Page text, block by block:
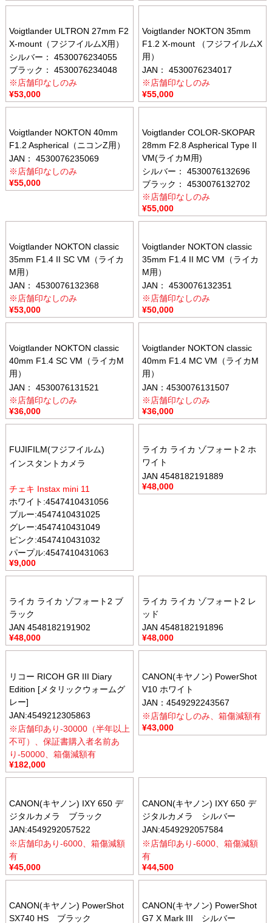
Voigtlander ULTRON 27mm F2
X-mount（フジフイルムX用）
シルバー： 4530076234055
ブラック： 4530076234048
※店舗印なしのみ
¥53,000
Voigtlander NOKTON 35mm
F1.2 X-mount （フジフイルムX
用）
JAN： 4530076234017
※店舗印なしのみ
¥55,000
Voigtlander NOKTON 40mm
F1.2 Aspherical（ニコンZ用）
JAN： 4530076235069
※店舗印なしのみ
¥55,000
Voigtlander COLOR-SKOPAR
28mm F2.8 Aspherical Type II
VM(ライカM用)
シルバー： 4530076132696
ブラック： 4530076132702
※店舗印なしのみ
¥55,000
Voigtlander NOKTON classic
35mm F1.4 II SC VM（ライカ
M用）
JAN： 4530076132368
※店舗印なしのみ
¥53,000
Voigtlander NOKTON classic
35mm F1.4 II MC VM（ライカ
M用）
JAN： 4530076132351
※店舗印なしのみ
¥50,000
Voigtlander NOKTON classic
40mm F1.4 SC VM（ライカM
用）
JAN： 4530076131521
※店舗印なしのみ
¥36,000
Voigtlander NOKTON classic
40mm F1.4 MC VM（ライカM
用）
JAN：4530076131507
※店舗印なしのみ
¥36,000
FUJIFILM(フジフイルム)
インスタントカメラ
チェキ Instax mini 11
ホワイト:4547410431056
ブルー:4547410431025
グレー:4547410431049
ピンク:4547410431032
パープル:4547410431063
¥9,000
ライカ ライカ ゾフォート2 ホ
ワイト
JAN 4548182191889
¥48,000
ライカ ライカ ゾフォート2 ブ
ラック
JAN 4548182191902
¥48,000
ライカ ライカ ゾフォート2 レ
ッド
JAN 4548182191896
¥48,000
リコー RICOH GR III Diary
Edition [メタリックウォームグ
レー]
JAN:4549212305863
※店舗印あり-30000（半年以上
不可）、保証書購入者名前あ
り-50000、箱傷減額有
¥182,000
CANON(キヤノン) PowerShot
V10 ホワイト
JAN：4549292243567
※店舗印なしのみ、箱傷減額有
¥43,000
CANON(キヤノン) IXY 650 デ
ジタルカメラ ブラック
JAN:4549292057522
※店舗印あり-6000、箱傷減額
有
¥45,000
CANON(キヤノン) IXY 650 デ
ジタルカメラ シルバー
JAN:4549292057584
※店舗印あり-6000、箱傷減額
有
¥44,500
CANON(キヤノン) PowerShot
SX740 HS ブラック
CANON(キヤノン) PowerShot
G7 X Mark III シルバー